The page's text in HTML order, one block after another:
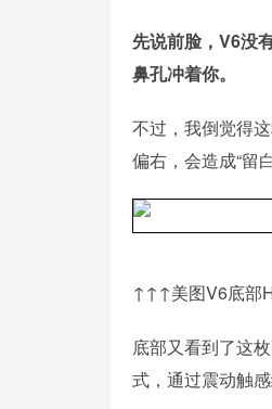
先说前脸，V6没
鼻孔冲着你。
不过，我倒觉得
偏右，会造成“留
↑↑↑美图V6底部
底部又看到了这
式，通过震动触